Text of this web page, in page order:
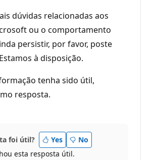
dúvidas relacionadas aos
ou o comportamento
persistir, por favor, poste
à disposição.
tenha sido útil,
resposta.
foi útil? Yes
No
esta resposta útil.